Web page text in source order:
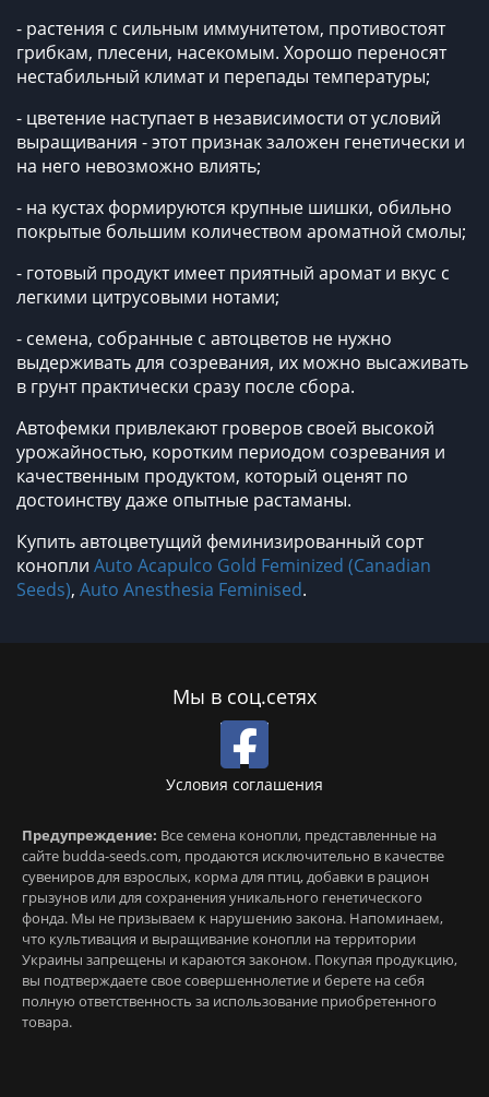
- растения с сильным иммунитетом, противостоят
грибкам, плесени, насекомым. Хорошо переносят
нестабильный климат и перепады температуры;
- цветение наступает в независимости от условий
выращивания - этот признак заложен генетически и
на него невозможно влиять;
- на кустах формируются крупные шишки, обильно
покрытые большим количеством ароматной смолы;
- готовый продукт имеет приятный аромат и вкус с
легкими цитрусовыми нотами;
- семена, собранные с автоцветов не нужно
выдерживать для созревания, их можно высаживать
в грунт практически сразу после сбора.
Автофемки привлекают гроверов своей высокой
урожайностью, коротким периодом созревания и
качественным продуктом, который оценят по
достоинству даже опытные растаманы.
Купить автоцветущий феминизированный сорт
конопли Auto Acapulco Gold Feminized (Canadian
Seeds), Auto Anesthesia Feminised.
Мы в соц.сетях
Условия соглашения
Предупреждение: Все семена конопли, представленные на
сайте budda-seeds.com, продаются исключительно в качестве
сувениров для взрослых, корма для птиц, добавки в рацион
грызунов или для сохранения уникального генетического
фонда. Мы не призываем к нарушению закона. Напоминаем,
что культивация и выращивание конопли на территории
Украины запрещены и караются законом. Покупая продукцию,
вы подтверждаете свое совершеннолетие и берете на себя
полную ответственность за использование приобретенного
товара.